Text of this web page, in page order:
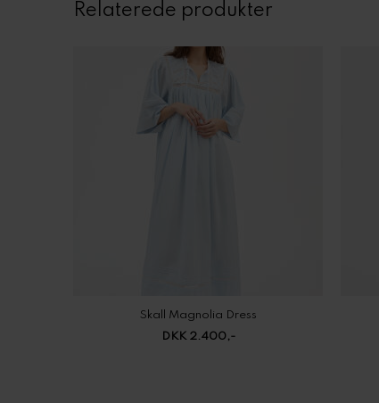
Relaterede produkter
Skall Magnolia Dress
DKK 2.400,-